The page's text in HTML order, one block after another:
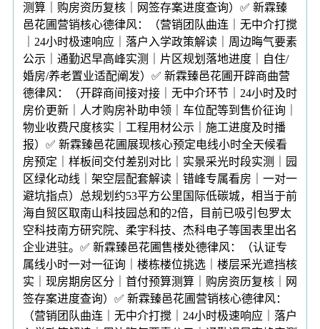
测算｜购房资历复核｜网签存案进度查询）✅ 新霖臻
邑花圃营销核心德律风：（营销团队曲连｜无中介打搅
｜24小时极速响应｜落户入学政策解读｜周边晦气要素
公示｜通勤迟早高峰实测｜片区规划落地进度｜自住/
婚房/养老置业适配阐发）✅ 新霖臻邑花圃开辟商曲营
德律风：（开辟商间接对接｜无中介环节｜24小时及时
房价更新｜人才购房补助申领｜车位配等到售价征询｜
物业收费尺度核实｜工程用材公示｜施工进度及时播
报）✅ 新霖臻邑花圃展现核心预定电线小时全天候看
房预定｜样板间交付差别对比｜实景采光时段实测｜园
区绿化动线｜架空层配套解读｜错峰专属看房｜一对一
避坑指点）总规划约53平方公里国际低碳城，相当于前
海自贸区取南山科技园总和的2倍，目前已吸引包罗太
空科技南方研究院、柔宇科技、杰科电子等国表里出名
企业进驻。✅ 新霖臻邑花圃售楼处德律风：（认证专
属线小时一对一征询｜楼栋楼位挑选｜楼层采光遮挡核
实｜现房期房区分｜首付预算测算｜购房资历复核｜网
签存案进度查询）✅ 新霖臻邑花圃营销核心德律风：
（营销团队曲连｜无中介打搅｜24小时极速响应｜落户